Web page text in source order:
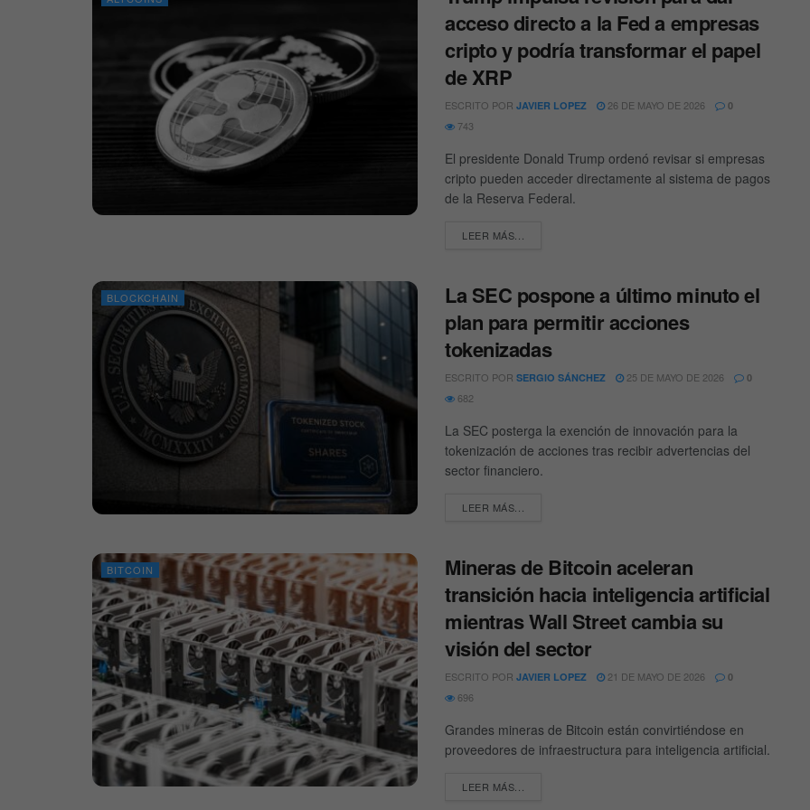
acceso directo a la Fed a empresas
cripto y podría transformar el papel
de XRP
ESCRITO POR JAVIER LOPEZ 26 DE MAYO DE 2026 0
743
El presidente Donald Trump ordenó revisar si empresas
cripto pueden acceder directamente al sistema de pagos
de la Reserva Federal.
LEER MÁS...
BLOCKCHAIN
La SEC pospone a último minuto el
plan para permitir acciones
tokenizadas
ESCRITO POR SERGIO SÁNCHEZ 25 DE MAYO DE 2026 0
682
La SEC posterga la exención de innovación para la
tokenización de acciones tras recibir advertencias del
sector financiero.
LEER MÁS...
BITCOIN
Mineras de Bitcoin aceleran
transición hacia inteligencia artificial
mientras Wall Street cambia su
visión del sector
ESCRITO POR JAVIER LOPEZ 21 DE MAYO DE 2026 0
696
Grandes mineras de Bitcoin están convirtiéndose en
proveedores de infraestructura para inteligencia artificial.
LEER MÁS...